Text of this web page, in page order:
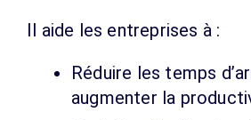
Il aide les entreprises à :
Réduire les temps
augmenter la